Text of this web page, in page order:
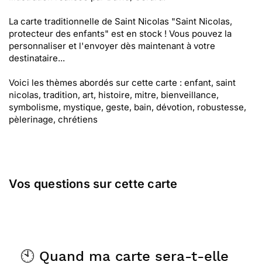
La carte traditionnelle de Saint Nicolas "Saint Nicolas,
protecteur des enfants" est en stock ! Vous pouvez la
personnaliser et l'envoyer dès maintenant à votre
destinataire...
Voici les thèmes abordés sur cette carte : enfant, saint
nicolas, tradition, art, histoire, mitre, bienveillance,
symbolisme, mystique, geste, bain, dévotion, robustesse,
pèlerinage, chrétiens
Vos questions sur cette carte
🕙 Quand ma carte sera-t-elle